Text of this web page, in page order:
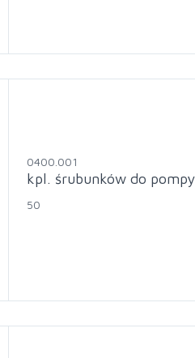
0400.001
kpl. śrubunków do
50